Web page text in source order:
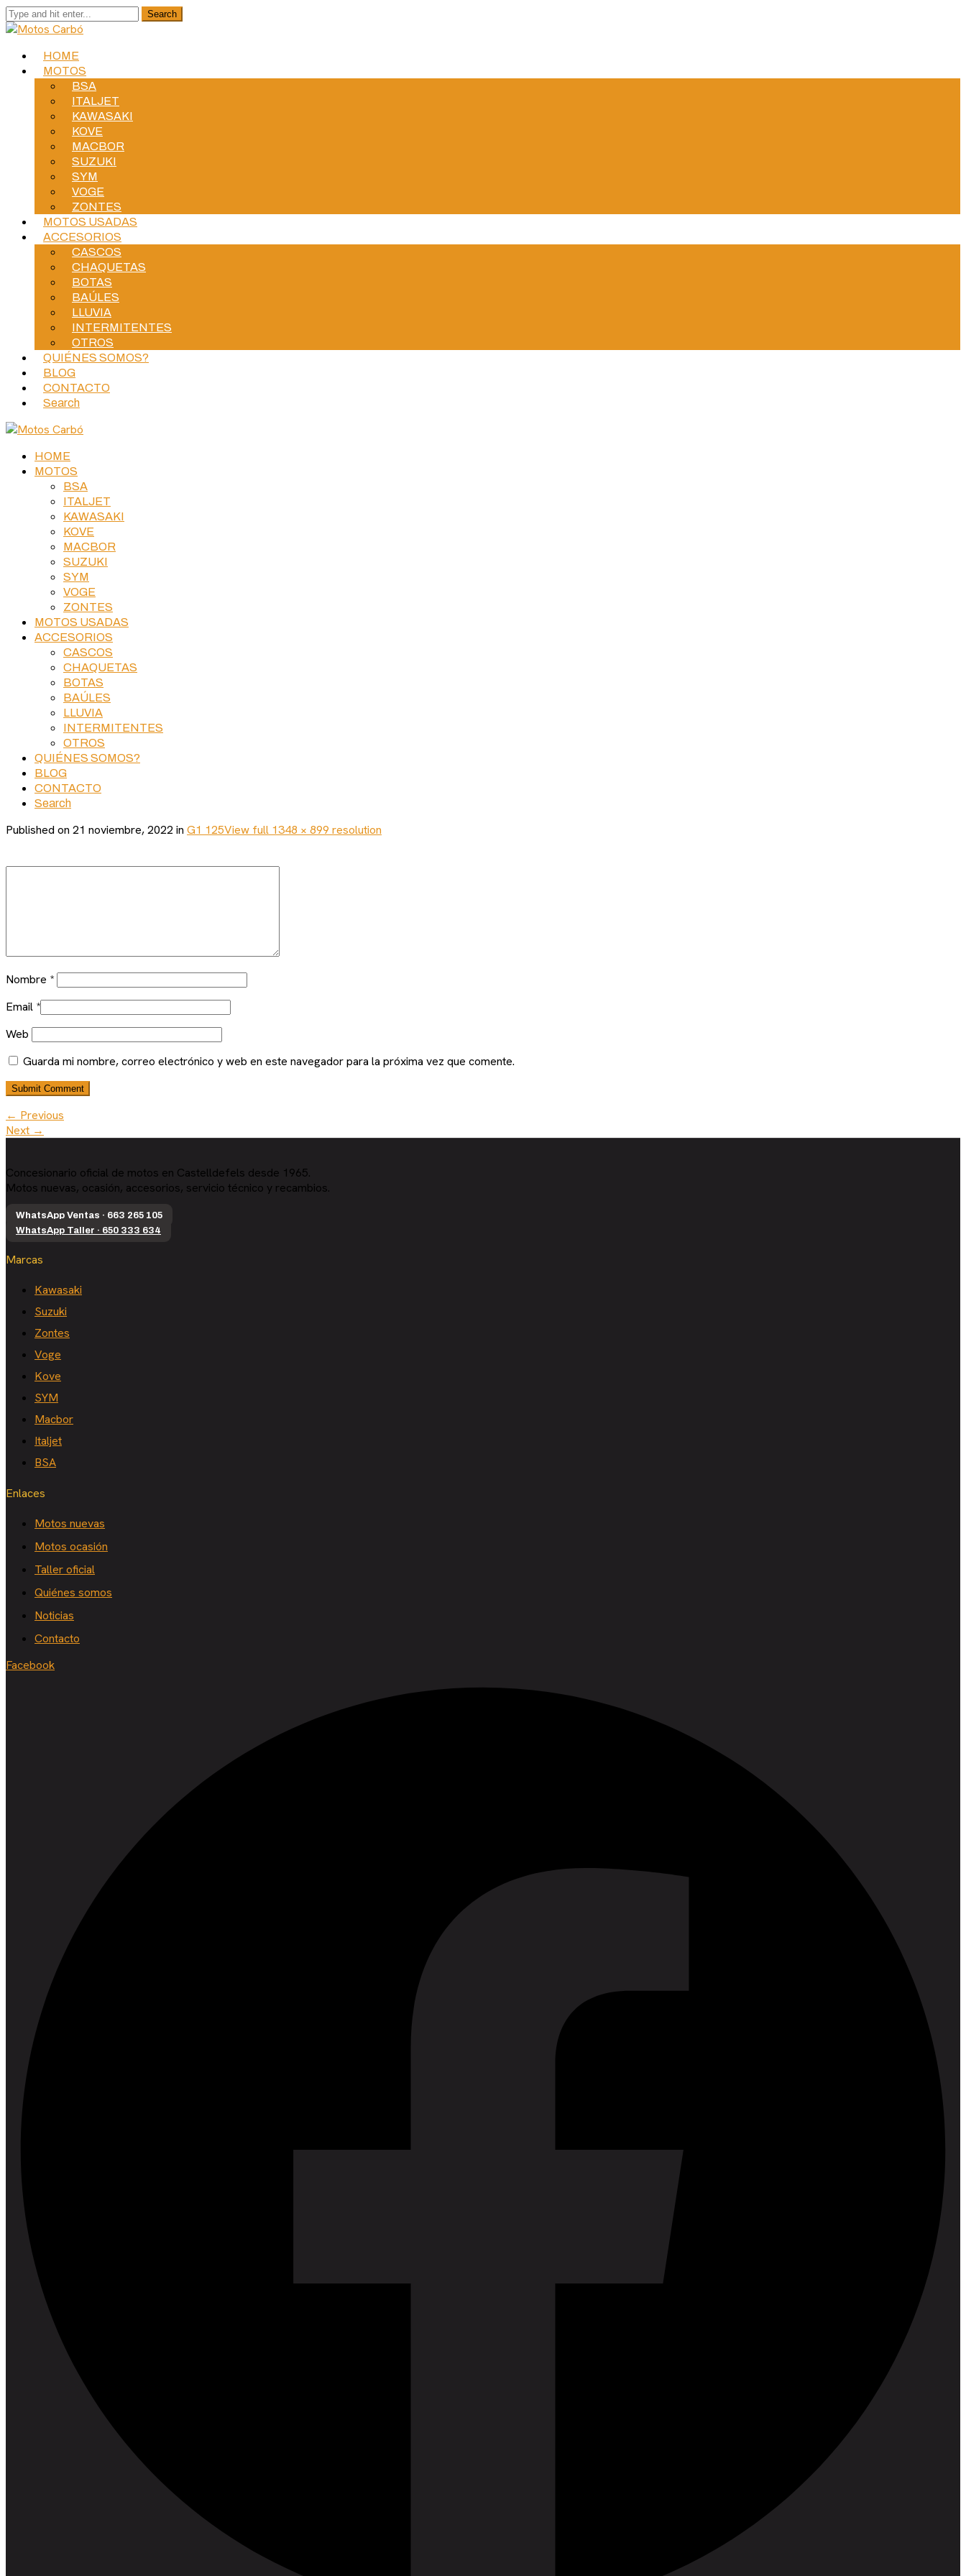
HOME
MOTOS
BSA
ITALJET
KAWASAKI
KOVE
MACBOR
SUZUKI
SYM
VOGE
ZONTES
MOTOS USADAS
ACCESORIOS
CASCOS
CHAQUETAS
BOTAS
BAÚLES
LLUVIA
INTERMITENTES
OTROS
QUIÉNES SOMOS?
BLOG
CONTACTO
Search
HOME
MOTOS
BSA
ITALJET
KAWASAKI
KOVE
MACBOR
SUZUKI
SYM
VOGE
ZONTES
MOTOS USADAS
ACCESORIOS
CASCOS
CHAQUETAS
BOTAS
BAÚLES
LLUVIA
INTERMITENTES
OTROS
QUIÉNES SOMOS?
BLOG
CONTACTO
Search
Published on 21 noviembre, 2022 in G1 125View full 1348 × 899 resolution
Nombre *
Email *
Web
Guarda mi nombre, correo electrónico y web en este navegador para la próxima vez que comente.
← Previous
Next →
Concesionario oficial de motos en Castelldefels desde 1965.
Motos nuevas, ocasión, accesorios, servicio técnico y recambios.
WhatsApp Ventas · 663 265 105
WhatsApp Taller · 650 333 634
Marcas
Kawasaki
Suzuki
Zontes
Voge
Kove
SYM
Macbor
Italjet
BSA
Enlaces
Motos nuevas
Motos ocasión
Taller oficial
Quiénes somos
Noticias
Contacto
Facebook